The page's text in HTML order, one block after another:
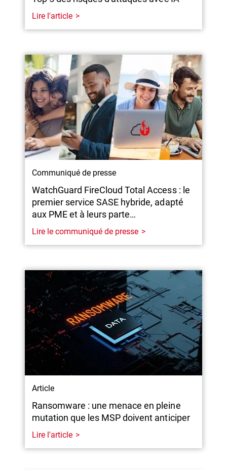
Lire l'article
Communiqué de presse
WatchGuard FireCloud Total Access : le
premier service SASE hybride, adapté
aux PME et à leurs parte…
Lire le communiqué de presse
Article
Ransomware : une menace en pleine
mutation que les MSP doivent anticiper
Lire l'article